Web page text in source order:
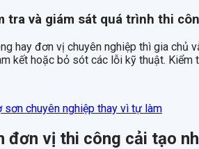
tra và giám sát quá trình thi
hay đơn vị chuyên nghiệp thì gia chủ
kết hoặc bỏ sót các lỗi kỹ thuật.
sơn chuyên nghiệp thay vì tự làm
đơn vị thi công cải tạo